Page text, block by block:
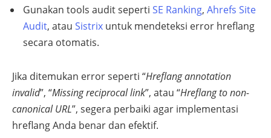
Gunakan tools audit seperti SE Ranking, Ahrefs Site
Audit, atau Sistrix untuk mendeteksi error hreflang
secara otomatis.
Jika ditemukan error seperti “Hreflang annotation
invalid”, “Missing reciprocal link”, atau “Hreflang to non-
canonical URL”, segera perbaiki agar implementasi
hreflang Anda benar dan efektif.